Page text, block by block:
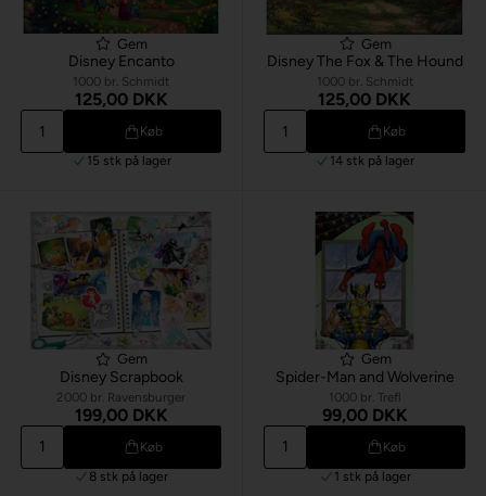
Gem
Disney Encanto
1000 br. Schmidt
125,00 DKK
Køb
15 stk på lager
Gem
Disney The Fox & The Hound
1000 br. Schmidt
125,00 DKK
Køb
14 stk på lager
Gem
Disney Scrapbook
2000 br. Ravensburger
199,00 DKK
Køb
8 stk på lager
Gem
Spider-Man and Wolverine
1000 br. Trefl
99,00 DKK
Køb
1 stk på lager